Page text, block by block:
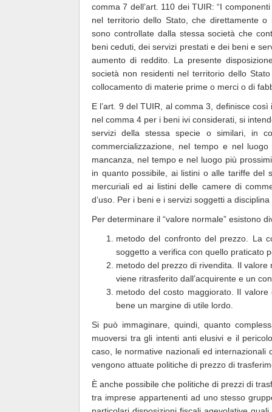
comma 7 dell’art. 110 dei TUIR: “I
nel territorio dello Stato, che direttamente o
sono controllate dalla stessa società che
beni ceduti, dei servizi prestati e dei beni e
aumento di reddito. La presente
società non residenti nel territorio dello
collocamento di materie prime o merci o di
E l’art. 9 del TUIR, al comma 3, definisce
nel comma 4 per i beni ivi considerati, si
servizi della stessa specie o similari, in
commercializzazione, nel tempo e nel
mancanza, nel tempo e nel luogo più
in quanto possibile, ai listini o alle tariffe del
mercuriali ed ai listini delle camere di
d’uso. Per i beni e i servizi soggetti a
Per determinare il “valore normale” esistono
metodo del confronto del prezzo. La
soggetto a verifica con quello praticato
metodo del prezzo di rivendita. Il
viene ritrasferito dall’acquirente e un
metodo del costo maggiorato. Il
bene un margine di utile lordo.
Si può immaginare, quindi, quanto
muoversi tra gli intenti anti elusivi e il
caso, le normative nazionali ed
vengono attuate politiche di prezzo di
È anche possibile che politiche di prezzi di
tra imprese appartenenti ad uno stesso